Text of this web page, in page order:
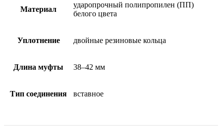
Материал
ударопрочный полипропилен (ПП)
белого цвета
Уплотнение двойные резиновые кольца
Длина муфты 38–42 мм
Тип соединения вставное